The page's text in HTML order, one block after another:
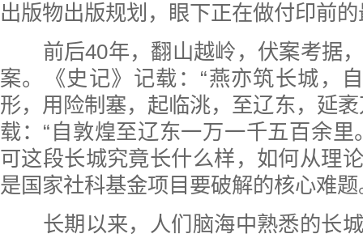
出版物出版规划，眼下正在做付印前
前后40年，翻山越岭，伏案考据，
案。《史记》记载：“燕亦筑长城，
形，用险制塞，起临洮，至辽东，延
载：“自敦煌至辽东一万一千五百余里
可这段长城究竟长什么样，如何从理
是国家社科基金项目要破解的核心难题
长期以来，人们脑海中熟悉的长城